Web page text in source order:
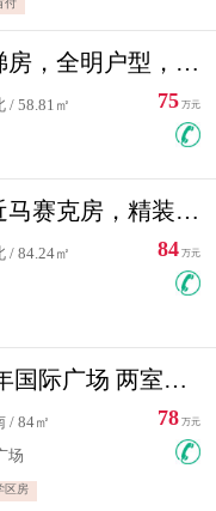
塔山明珠，电梯房，全明户型，视野好，毛坯房，看房有钥匙
/ 58.81㎡
75 万元
文化路市场附近马赛克房，精装修三居室，南北通透，实用面积大
/ 84.24㎡
84 万元
福海路 富豪青年国际广场 两室住宅急售
/ 84㎡
场
区房
78 万元